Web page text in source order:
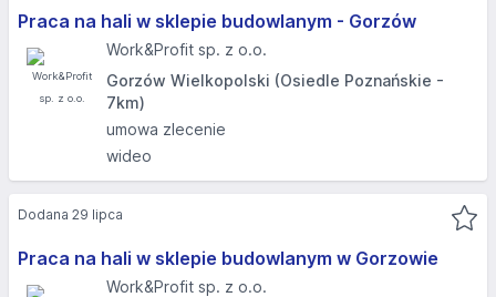
Praca na hali w sklepie budowlanym - Gorzów
Work&Profit sp. z o.o.
Gorzów Wielkopolski (Osiedle Poznańskie -
7km)
umowa zlecenie
wideo
Praca na hali w sklepie budowlanym w Gorzowie
Work&Profit sp. z o.o.
Dodana 29 lipca